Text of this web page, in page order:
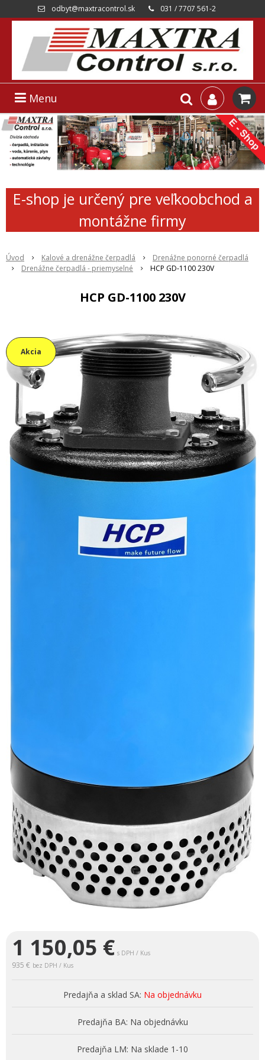
odbyt@maxtracontrol.sk 031 / 7707 561-2
Menu
E-shop je určený pre veľkoobchod a
montážne firmy
Úvod Kalové a drenážne čerpadlá
Drenážne ponorné čerpadlá
Drenážne čerpadlá - priemyselné
HCP GD-1100 230V
HCP GD-1100 230V
Akcia
1 150,05 € s DPH / Kus
935 € bez DPH / Kus
Predajňa a sklad SA: Na objednávku
Predajňa BA: Na objednávku
Predajňa LM: Na sklade 1-10